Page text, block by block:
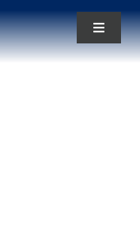
Toggle